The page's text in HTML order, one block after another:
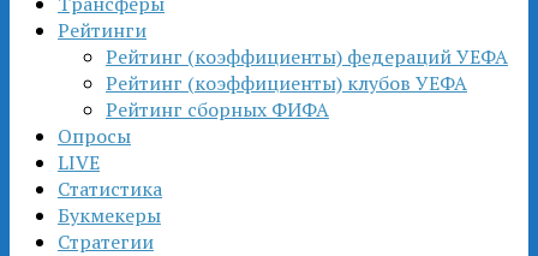
Рейтинги
Рейтинг (коэффициенты) федераций УЕФА
Рейтинг (коэффициенты) клубов УЕФА
Рейтинг сборных ФИФА
Опросы
LIVE
Статистика
Букмекеры
Стратегии